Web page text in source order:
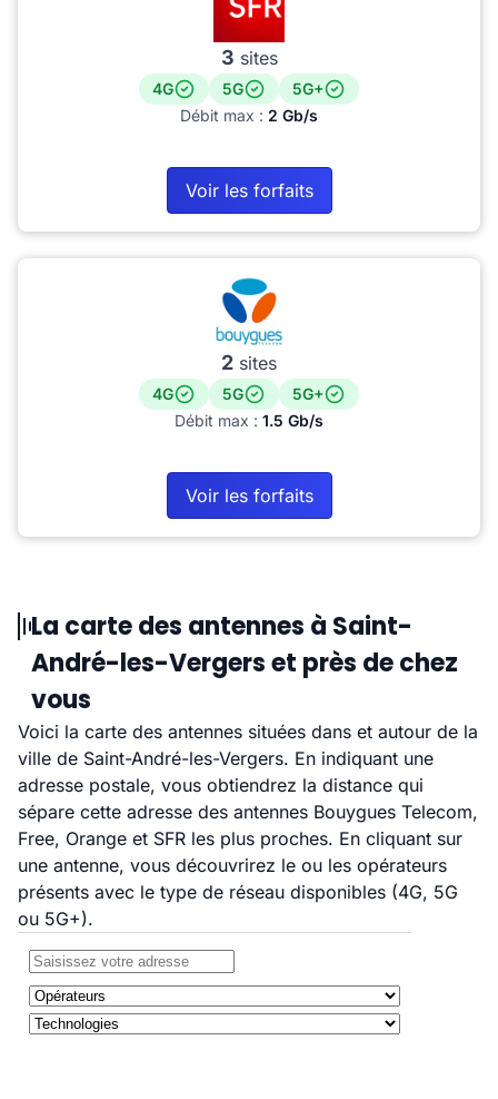
3 sites
4G 5G
5G+
Débit max : 2 Gb/s
Voir les forfaits
2 sites
4G 5G
5G+
Débit max : 1.5 Gb/s
Voir les forfaits
La carte des antennes à Saint-
André-les-Vergers et près de chez
vous
Voici la carte des antennes situées dans et autour de la
ville de Saint-André-les-Vergers. En indiquant une
adresse postale, vous obtiendrez la distance qui
sépare cette adresse des antennes Bouygues Telecom,
Free, Orange et SFR les plus proches. En cliquant sur
une antenne, vous découvrirez le ou les opérateurs
présents avec le type de réseau disponibles (4G, 5G
ou 5G+).